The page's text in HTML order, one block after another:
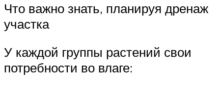
Что важно знать, планируя дренаж
участка
У каждой группы растений свои
потребности во влаге: